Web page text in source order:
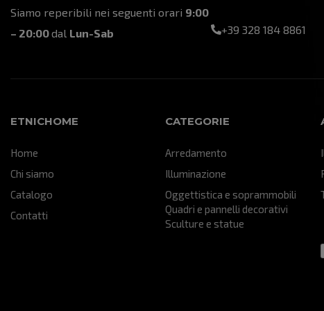
Siamo reperibili nei seguenti orari 9:00
– 20:00dal Lun-Sab +39 328 184 8861
ETNICHOME
Home
Chi siamo
Catalogo
Contatti
CATEGORIE
Arredamento
Illuminazione
Oggettistica e soprammobili
Quadri e pannelli decorativi
Sculture e statue